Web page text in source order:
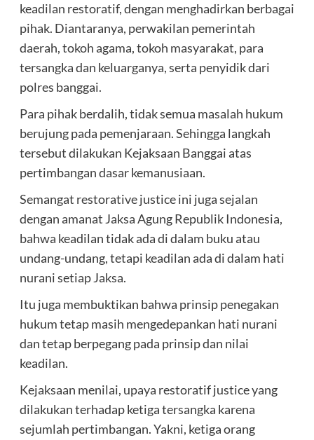
keadilan restoratif, dengan menghadirkan berbagai
pihak. Diantaranya, perwakilan pemerintah
daerah, tokoh agama, tokoh masyarakat, para
tersangka dan keluarganya, serta penyidik dari
polres banggai.
Para pihak berdalih, tidak semua masalah hukum
berujung pada pemenjaraan. Sehingga langkah
tersebut dilakukan Kejaksaan Banggai atas
pertimbangan dasar kemanusiaan.
Semangat restorative justice ini juga sejalan
dengan amanat Jaksa Agung Republik Indonesia,
bahwa keadilan tidak ada di dalam buku atau
undang-undang, tetapi keadilan ada di dalam hati
nurani setiap Jaksa.
Itu juga membuktikan bahwa prinsip penegakan
hukum tetap masih mengedepankan hati nurani
dan tetap berpegang pada prinsip dan nilai
keadilan.
Kejaksaan menilai, upaya restoratif justice yang
dilakukan terhadap ketiga tersangka karena
sejumlah pertimbangan. Yakni, ketiga orang